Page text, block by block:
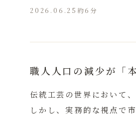
2026.06.25 約6分
職人人口の減少が「
伝統工芸の世界において
しかし、実務的な視点で